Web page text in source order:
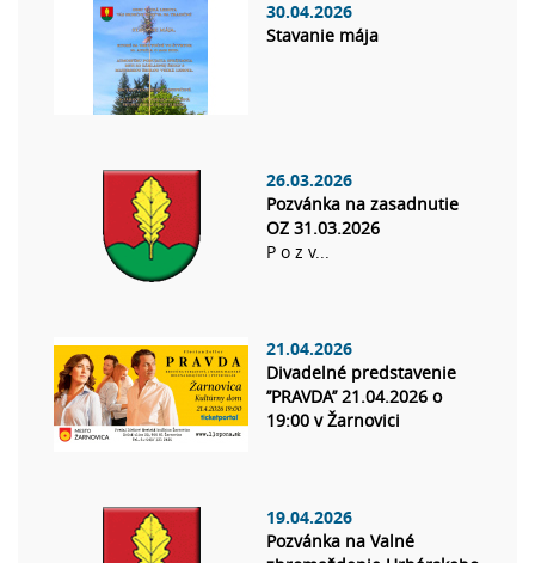
30.04.2026
Stavanie mája
26.03.2026
Pozvánka na zasadnutie
OZ 31.03.2026
P o z v...
21.04.2026
Divadelné predstavenie
’’PRAVDA’’ 21.04.2026 o
19:00 v Žarnovici
19.04.2026
Pozvánka na Valné